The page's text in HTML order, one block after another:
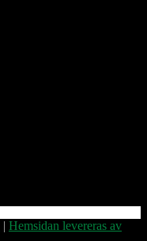
| Hemsidan levereras av